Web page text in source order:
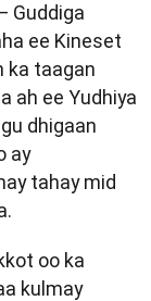
Guddiga
ee Kineset
ka taagan
ah ee Yudhiya
dhigaan
ay
tahay mid
oo ka
kulmay